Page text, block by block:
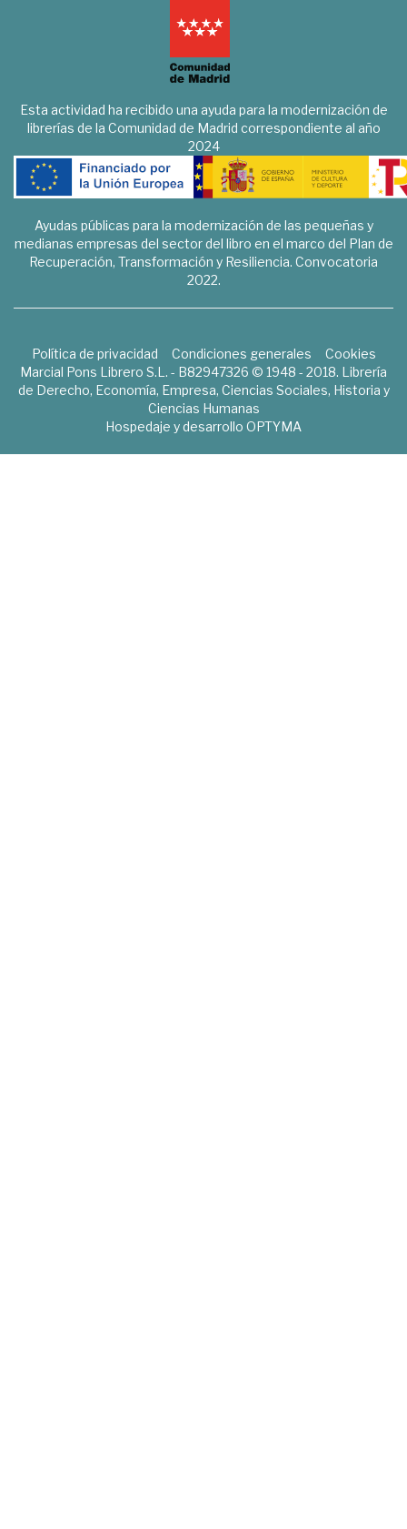
Esta actividad ha recibido una ayuda para la modernización de
librerías de la Comunidad de Madrid correspondiente al año
2024
Ayudas públicas para la modernización de las pequeñas y
medianas empresas del sector del libro en el marco del Plan de
Recuperación, Transformación y Resiliencia. Convocatoria
2022.
Política de privacidad Condiciones generales
Cookies
Marcial Pons Librero S.L. - B82947326 © 1948 - 2018. Librería
de Derecho, Economía, Empresa, Ciencias Sociales, Historia y
Ciencias Humanas
Hospedaje y desarrollo OPTYMA